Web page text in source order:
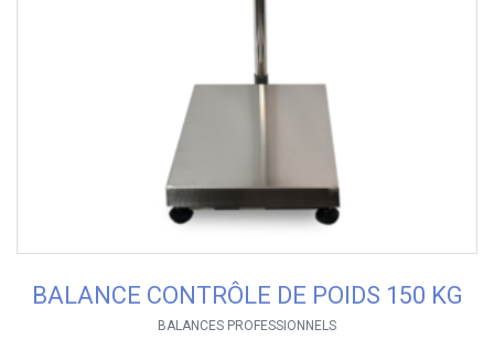
BALANCE CONTRÔLE DE POIDS 150 KG
BALANCES PROFESSIONNELS